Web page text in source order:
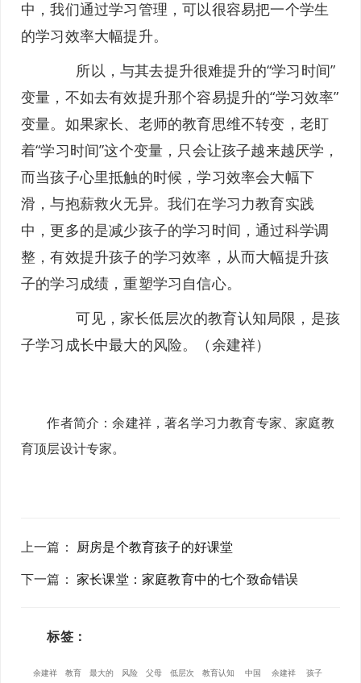
中，我们通过学习管理，可以很容易把一个学生
的学习效率大幅提升。
所以，与其去提升很难提升的“学习时间”
变量，不如去有效提升那个容易提升的“学习效率”
变量。如果家长、老师的教育思维不转变，老盯
着“学习时间”这个变量，只会让孩子越来越厌学，
而当孩子心里抵触的时候，学习效率会大幅下
滑，与抱薪救火无异。我们在学习力教育实践
中，更多的是减少孩子的学习时间，通过科学调
整，有效提升孩子的学习效率，从而大幅提升孩
子的学习成绩，重塑学习自信心。
可见，家长低层次的教育认知局限，是孩
子学习成长中最大的风险。（余建祥）
作者简介：余建祥，著名学习力教育专家、家庭教
育顶层设计专家。
上一篇 ： 厨房是个教育孩子的好课堂
下一篇 ：家长课堂：家庭教育中的七个致命错误
标签：
余建祥 教育 最大的 风险 父母 低层次 教育认知 中国 余建祥 孩子